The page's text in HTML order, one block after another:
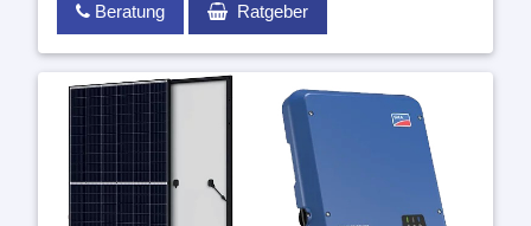
Beratung Ratgeber